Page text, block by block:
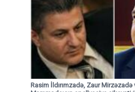
Rasim İldırımzadə, Zaur Mirzəzadə